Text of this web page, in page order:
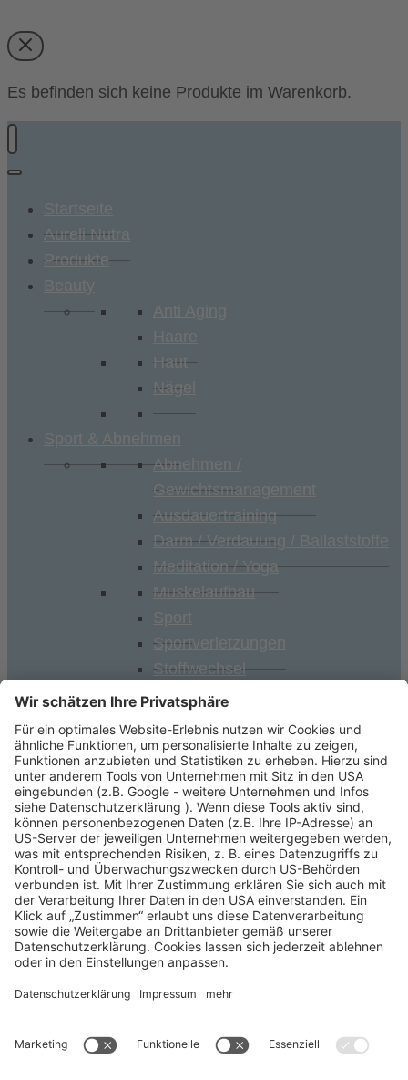
Es befinden sich keine Produkte im Warenkorb.
Startseite
Aureli Nutra
Produkte
Beauty
Anti Aging
Haare
Haut
Nägel
Sport & Abnehmen
Abnehmen /
Gewichtsmanagement
Ausdauertraining
Darm / Verdauung / Ballaststoffe
Meditation / Yoga
Muskelaufbau
Sport
Sportverletzungen
Stoffwechsel
Vitalität
Athrose
Burnout
Energie und Stärke
Herz/Kreislauf
Immunsystem / Abwehr
Knochen und Gelenke
Nerven, Stress und Psyche
Osteoporose
Rheuma
Schilddrüse
Aminosäuren